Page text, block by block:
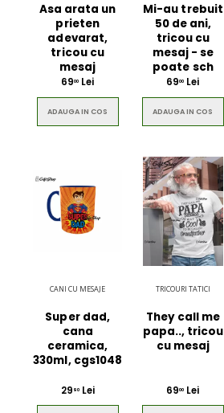
Asa arata un
prieten
adevarat,
tricou cu
mesaj
6900 Lei
ADAUGA IN COS
Mi-au trebuit
50 de ani,
tricou cu
mesaj - se
poate sch
6900 Lei
ADAUGA IN COS
CANI CU MESAJE
Super dad,
cana
ceramica,
330ml, cgs1048
29 90Lei
TRICOURI TATICI
They call me
papa.., tricou
cu mesaj
6900 Lei